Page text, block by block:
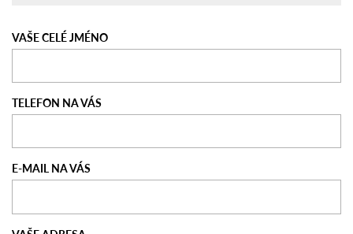
VAŠE CELÉ JMÉNO
TELEFON NA VÁS
E-MAIL NA VÁS